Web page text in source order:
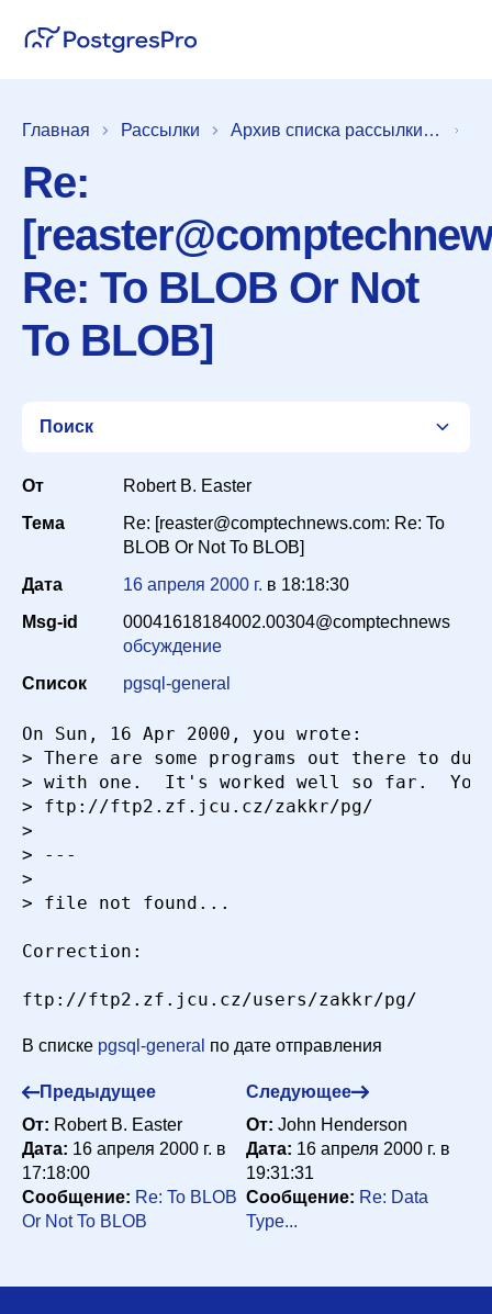
Главная Рассылки Архив списка рассылки [pgsql-general]
Re:
Re: To BLOB Or Not
To BLOB]
Поиск
Период
Сортировка
Искать
От
Robert B. Easter
Тема
Re: [reaster@comptechnews.com: Re: To
BLOB Or Not To BLOB]
Дата
16 апреля 2000 г. в 18:18:30
Msg-id
00041618184002.00304@comptechnews
обсуждение
Список
pgsql-general
On Sun, 16 Apr 2000, you wrote:
> There are some programs out there to
> with one.  It's worked well so far.
> ftp://ftp2.zf.jcu.cz/zakkr/pg/
>
> ---
>
> file not found...
Correction:
В списке pgsql-general по дате отправления
Предыдущее
От: Robert B. Easter
Дата: 16 апреля 2000 г. в
17:18:00
Сообщение: Re: To BLOB
Or Not To BLOB
Следующее
От: John Henderson
Дата: 16 апреля 2000 г. в
19:31:31
Сообщение: Re: Data
Type...